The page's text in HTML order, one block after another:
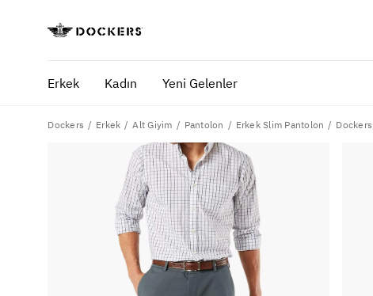
Erkek Kadın Yeni Gelenler
POPÜLER ARAMALAR
pantolon
gömlek
şort
ultimate chino pantolon
ona özel - erkek
yaz
Dockers Erkek Alt Giyim Pantolon Erkek Slim Pantolon